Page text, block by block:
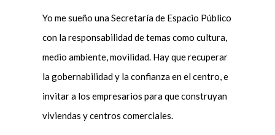
Yo me sueño una Secretaría de Espacio Público
con la responsabilidad de temas como cultura,
medio ambiente, movilidad. Hay que recuperar
la gobernabilidad y la confianza en el centro, e
invitar a los empresarios para que construyan
viviendas y centros comerciales.